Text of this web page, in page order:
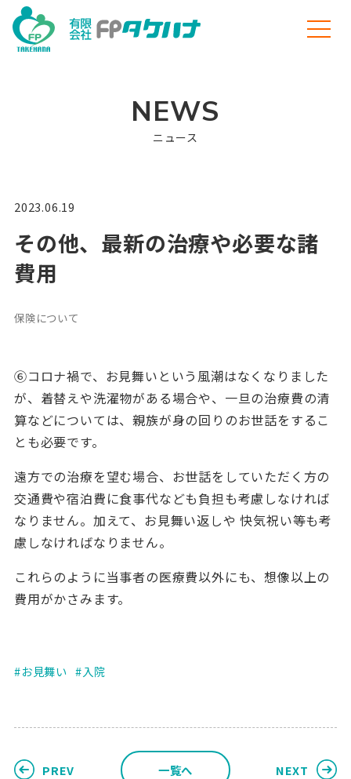
NEWS
ニュース
2023.06.19
その他、最新の治療や必要な諸
費用
保険について
⑥コロナ禍で、お見舞いという風潮はなくなりました
が、着替えや洗濯物がある場合や、一旦の治療費の清
算などについては、親族が身の回りのお世話をするこ
とも必要です。
遠方での治療を望む場合、お世話をしていただく方の
交通費や宿泊費に食事代なども負担も考慮しなければ
なりません。加えて、お見舞い返しや 快気祝い等も考
慮しなければなりません。
これらのように当事者の医療費以外にも、想像以上の
費用がかさみます。
お見舞い 入院
PREV 一覧へ NEXT